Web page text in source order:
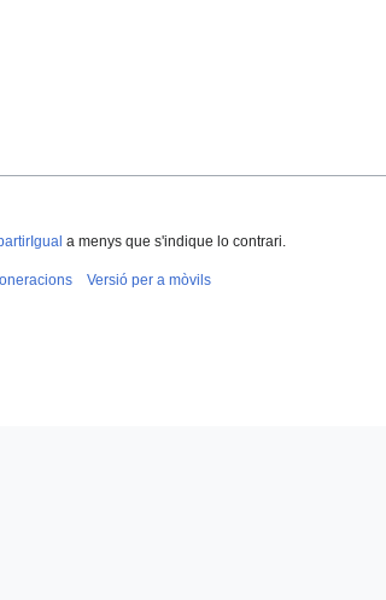
a menys que s'indique lo contrari.
Versió per a mòvils